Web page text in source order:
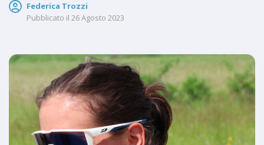
Federica Trozzi
Pubblicato il 26 Agosto 2023